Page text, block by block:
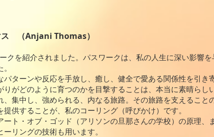
ス （Anjani Thomas）
クを紹介されました。パスワークは、私の人生に深い影響
パターンや反応を手放し、癒し、健全で愛ある関係性を引き
りがどのように育つのかを目撃することは、本当に素晴らし
、集中し、強められる、内なる旅路。その旅路を支えること
供することが、私のコーリング（呼びかけ）です。
ート・オブ・ゴッド（アリソンの旦那さんの学校）の原理、
リングの技術も用います。